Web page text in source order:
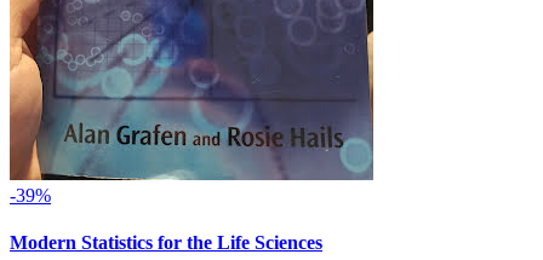
-39%
Modern Statistics for the Life Sciences